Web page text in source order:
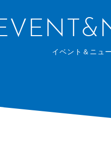
イベント＆ニュ